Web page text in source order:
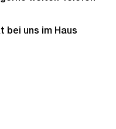
bei uns im Haus